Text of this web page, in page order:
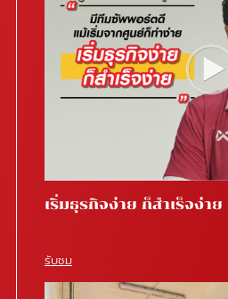
เริ่มธุรกิจง่าย ก็สำเร็จง่าย
รับชม